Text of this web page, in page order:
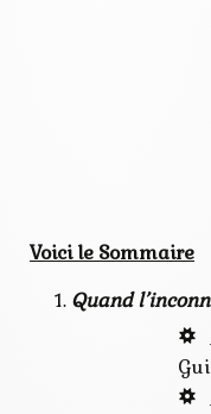
Voici le Sommaire
Quand